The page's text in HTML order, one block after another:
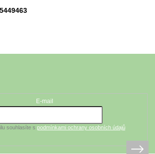
E-mail
souhlasíte s podmínkami ochrany osobních údajů